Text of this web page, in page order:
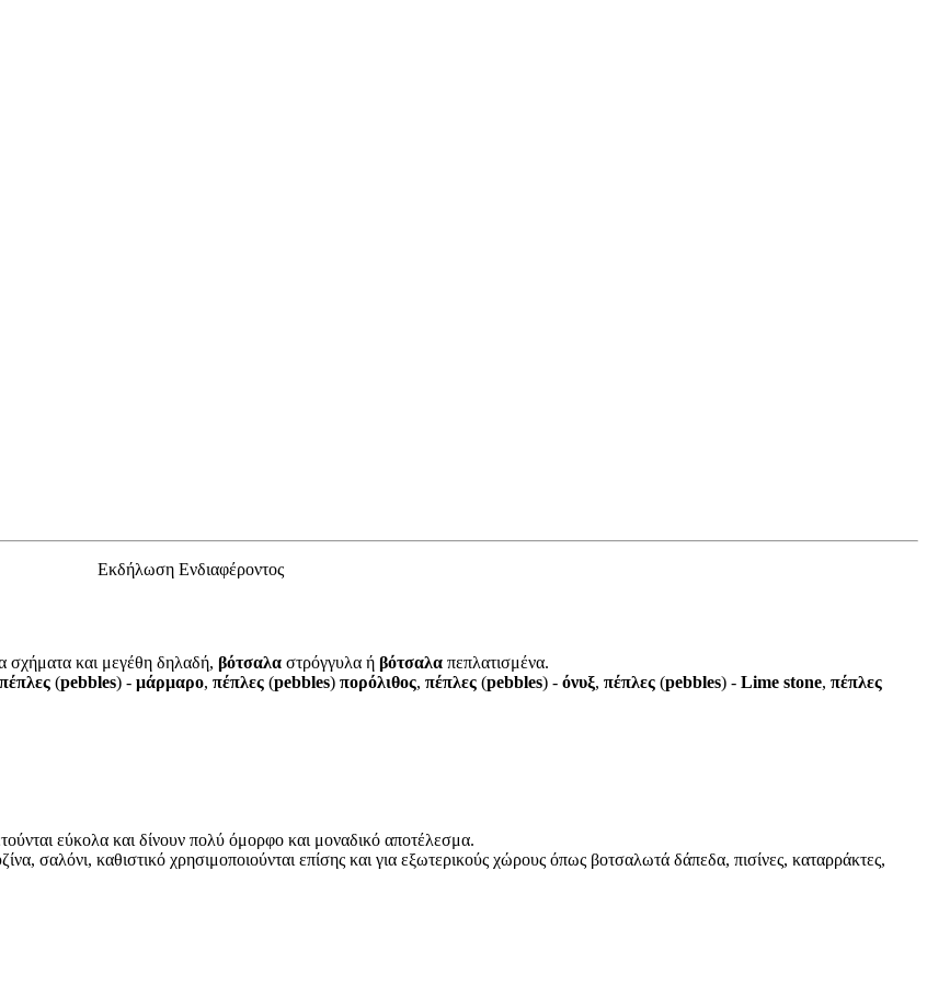
Εκδήλωση Ενδιαφέροντος
σχήματα και μεγέθη δηλαδή, βότσαλα στρόγγυλα ή βότσαλα πεπλατισμένα.
πέπλες (pebbles) - μάρμαρο, πέπλες (pebbles) πορόλιθος, πέπλες (pebbles) - όνυξ, πέπλες (pebbles) - Lime stone, πέπλες
εύκολα και δίνουν πολύ όμορφο και μοναδικό αποτέλεσμα.
σαλόνι, καθιστικό χρησιμοποιούνται επίσης και για εξωτερικούς χώρους όπως βοτσαλωτά δάπεδα, πισίνες, καταρράκτες,